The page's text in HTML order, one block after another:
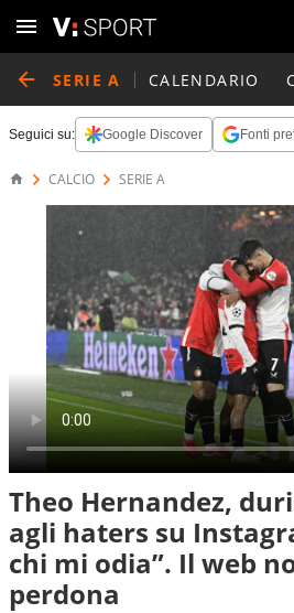
SERIE A CALENDARIO
Seguici su: Google Discover Fonti
CALCIO SERIE A
Theo Hernandez,
agli haters su
chi mi odia”. Il web
perdona